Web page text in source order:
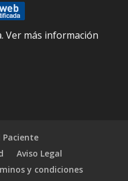
Aviso Legal
y condiciones